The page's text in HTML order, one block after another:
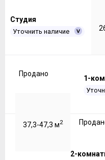
Студия
Уточнить наличие
Продано
1-
37,3-47,3 м2
2-